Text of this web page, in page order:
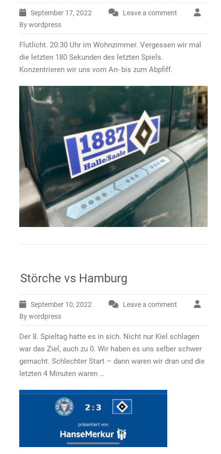
September 17, 2022
Leave a comment
By wordpress
Flutlicht. 20:30 Uhr im Wohnzimmer. Vergessen wir mal
die letzten 180 Sekunden des letzten Spiels.
Konzentrieren wir uns vom An- bis zum Abpfiff.
Störche vs Hamburg
September 10, 2022
Leave a comment
By wordpress
Der 8. Spieltag hatte es in sich. Nicht nur Kiel schlagen
war das Ziel, auch zu 0. Wir haben es uns selber schwer
gemacht. Schlechter Start – dann waren wir dran und die
letzten 4 Minuten waren …